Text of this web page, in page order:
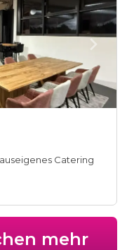
Catering
mehr